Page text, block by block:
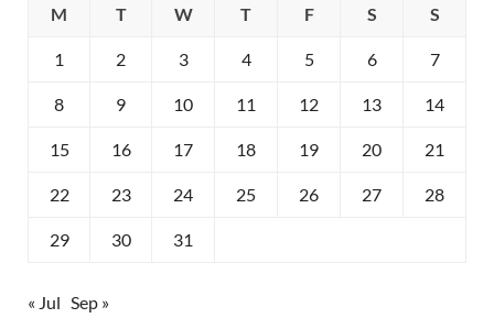
M
T W T F S S
1 2 3 4 5 6 7
8 9 10 11 12 13 14
15 16 17 18 19 20 21
22 23 24 25 26 27 28
29 30 31
« Jul Sep »